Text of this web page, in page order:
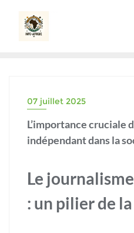
content
07 juillet 2025
L’importance cruciale
indépendant dans la
Le
: un pilier de